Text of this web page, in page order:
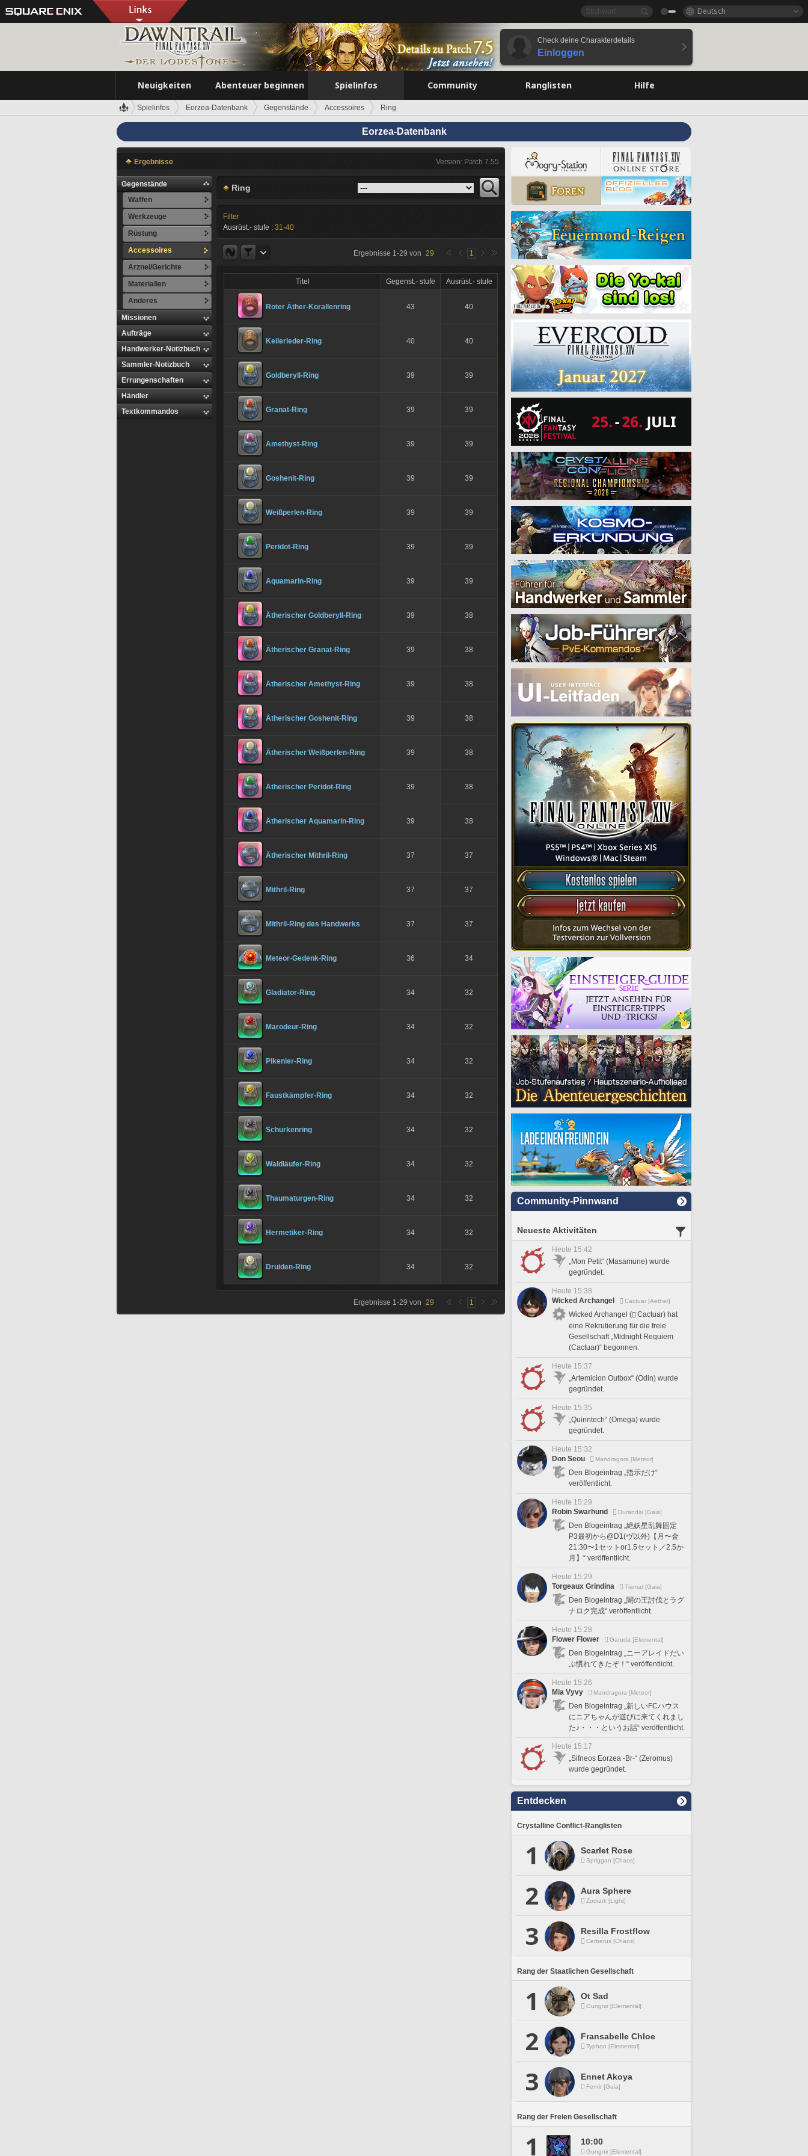
Deutsch
Check deine Charakterdetails
Einloggen
Neuigkeiten Abenteuer beginnen Spielinfos Community Ranglisten Hilfe
Spielinfos Eorzea-Datenbank Gegenstände Accessoires Ring
Eorzea-Datenbank
Ergebnisse Version: Patch 7.55
Gegenstände
Waffen
Werkzeuge
Rüstung
Accessoires
Arznei/Gerichte
Materialien
Anderes
Missionen
Aufträge
Handwerker-Notizbuch
Sammler-Notizbuch
Errungenschaften
Händler
Textkommandos
Ring
Filter
Ausrüst.- stufe : 31-40
Ergebnisse 1-29 von 29 1
Titel Gegenst.- stufe Ausrüst.- stufe
Roter Äther-Korallenring 43 40
Keilerleder-Ring 40 40
Goldberyll-Ring 39 39
Granat-Ring 39 39
Amethyst-Ring 39 39
Goshenit-Ring 39 39
Weißperlen-Ring 39 39
Peridot-Ring 39 39
Aquamarin-Ring 39 39
Ätherischer Goldberyll-Ring 39 38
Ätherischer Granat-Ring 39 38
Ätherischer Amethyst-Ring 39 38
Ätherischer Goshenit-Ring 39 38
Ätherischer Weißperlen-Ring 39 38
Ätherischer Peridot-Ring 39 38
Ätherischer Aquamarin-Ring 39 38
Ätherischer Mithril-Ring 37 37
Mithril-Ring 37 37
Mithril-Ring des Handwerks 37 37
Meteor-Gedenk-Ring 36 34
Gladiator-Ring 34 32
Marodeur-Ring 34 32
Pikenier-Ring 34 32
Faustkämpfer-Ring 34 32
Schurkenring 34 32
Waldläufer-Ring 34 32
Thaumaturgen-Ring 34 32
Hermetiker-Ring 34 32
Druiden-Ring 34 32
Ergebnisse 1-29 von 29 1
Community-Pinnwand
Neueste Aktivitäten
Heute 15:42
„Mon Petit“ (Masamune) wurde
gegründet.
Heute 15:38
Wicked Archangel
Cactuar [Aether]
Wicked Archangel (
Cactuar) hat
eine Rekrutierung für die freie
Gesellschaft „Midnight Requiem
(Cactuar)“ begonnen.
Heute 15:37
„Artemicion Outbox“ (Odin) wurde
gegründet.
Heute 15:35
„Quinntech“ (Omega) wurde
gegründet.
Heute 15:32
Don Seou
Mandragora [Meteor]
Den Blogeintrag „指示だけ“
veröffentlicht.
Heute 15:29
Robin Swarhund
Durandal [Gaia]
Den Blogeintrag „絶妖星乱舞固定
P3最初から@D1(ヴ以外)【月〜金
21:30〜1セットor1.5セット／2.5か
月】“ veröffentlicht.
Heute 15:29
Torgeaux Grindina
Tiamat [Gaia]
Den Blogeintrag „闇の王討伐とラグ
ナロク完成“ veröffentlicht.
Heute 15:28
Flower Flower
Garuda [Elemental]
Den Blogeintrag „ニーアレイドだい
ぶ慣れてきたぞ！“ veröffentlicht.
Heute 15:26
Mia Vyvy
Mandragora [Meteor]
Den Blogeintrag „新しいFCハウス
にニアちゃんが遊びに来てくれまし
た♪・・・というお話“ veröffentlicht.
Heute 15:17
„Sifneos Eorzea -Br-“ (Zeromus)
wurde gegründet.
Entdecken
Crystalline Conflict-Ranglisten
1 Scarlet Rose
Spriggan [Chaos]
2 Aura Sphere
Zodiark [Light]
3 Resilla Frostflow
Cerberus [Chaos]
Rang der Staatlichen Gesellschaft
1 Ot Sad
Gungnir [Elemental]
2 Fransabelle Chloe
Typhon [Elemental]
3 Ennet Akoya
Fenrir [Gaia]
Rang der Freien Gesellschaft
1 10:00
Gungnir [Elemental]